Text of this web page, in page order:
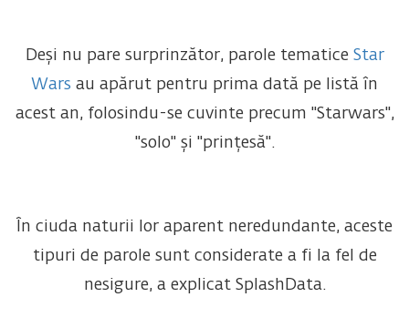
Deși nu pare surprinzător, parole tematice Star
Wars au apărut pentru prima dată pe listă în
acest an, folosindu-se cuvinte precum "Starwars",
"solo" și "prințesă".
În ciuda naturii lor aparent neredundante, aceste
tipuri de parole sunt considerate a fi la fel de
nesigure, a explicat SplashData.